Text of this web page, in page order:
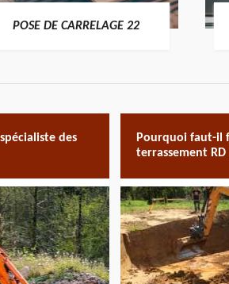
POSE DE CARRELAGE 22
des
Pourquoi faut-il
terrassement RD